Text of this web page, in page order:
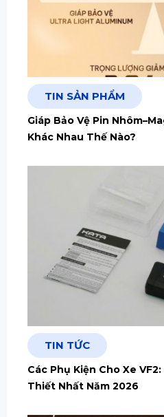
TIN SẢN PHẨM
Giáp Bảo Vệ Pin
Khác Nhau Thế Nào?
TIN TỨC
Các Phụ Kiện Cho Xe
Thiết Nhất Năm 2026